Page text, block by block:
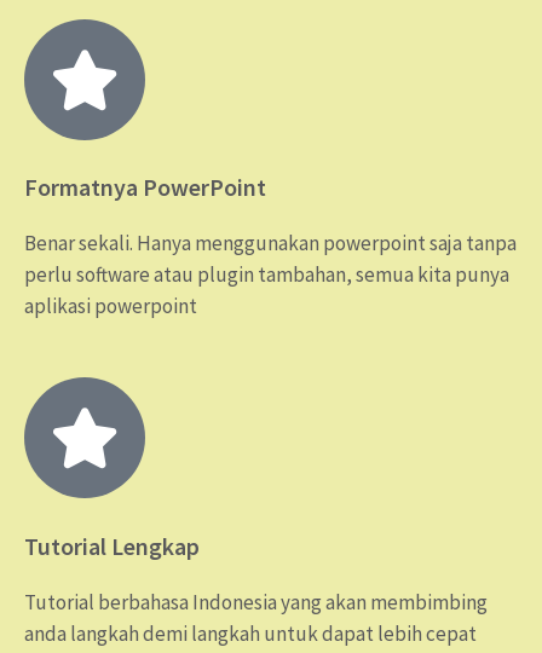
Formatnya PowerPoint
Benar sekali. Hanya menggunakan powerpoint saja tanpa
perlu software atau plugin tambahan, semua kita punya
aplikasi powerpoint
Tutorial Lengkap
Tutorial berbahasa Indonesia yang akan membimbing
anda langkah demi langkah untuk dapat lebih cepat